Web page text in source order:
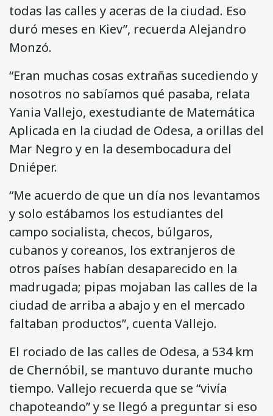
todas las calles y aceras de la ciudad. Eso
duró meses en Kiev”, recuerda Alejandro
Monzó.
“Eran muchas cosas extrañas sucediendo y
nosotros no sabíamos qué pasaba, relata
Yania Vallejo, exestudiante de Matemática
Aplicada en la ciudad de Odesa, a orillas del
Mar Negro y en la desembocadura del
Dniéper.
“Me acuerdo de que un día nos levantamos
y solo estábamos los estudiantes del
campo socialista, checos, búlgaros,
cubanos y coreanos, los extranjeros de
otros países habían desaparecido en la
madrugada; pipas mojaban las calles de la
ciudad de arriba a abajo y en el mercado
faltaban productos”, cuenta Vallejo.
El rociado de las calles de Odesa, a 534 km
de Chernóbil, se mantuvo durante mucho
tiempo. Vallejo recuerda que se “vivía
chapoteando” y se llegó a preguntar si eso